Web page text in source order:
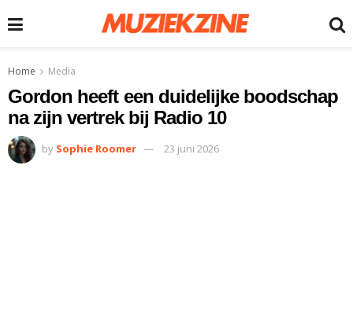
Home Media
Gordon heeft een duidelijke boodschap
na zijn vertrek bij Radio 10
by Sophie Roomer 23 juni 2026